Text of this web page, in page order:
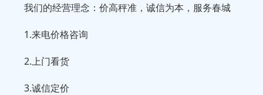
我们的经营理念：价高秤准，诚信为本，服务春城
1.来电价格咨询
2.上门看货
3.诚信定价